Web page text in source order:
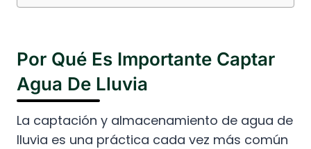
Por Qué Es Importante Captar
Agua De Lluvia
La captación y almacenamiento de agua de
lluvia es una práctica cada vez más común